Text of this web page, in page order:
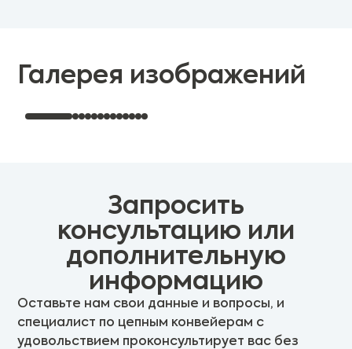
Галерея изображений
Запросить
консультацию или
дополнительную
информацию
Оставьте нам свои данные и вопросы, и
специалист по цепным конвейерам с
удовольствием проконсультирует вас без